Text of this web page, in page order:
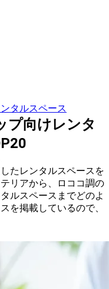
タルスペース
プ向けレンタ
たレンタルスペースを
リアから、ロココ調の
ルスペースまでどのよ
を掲載しているので、